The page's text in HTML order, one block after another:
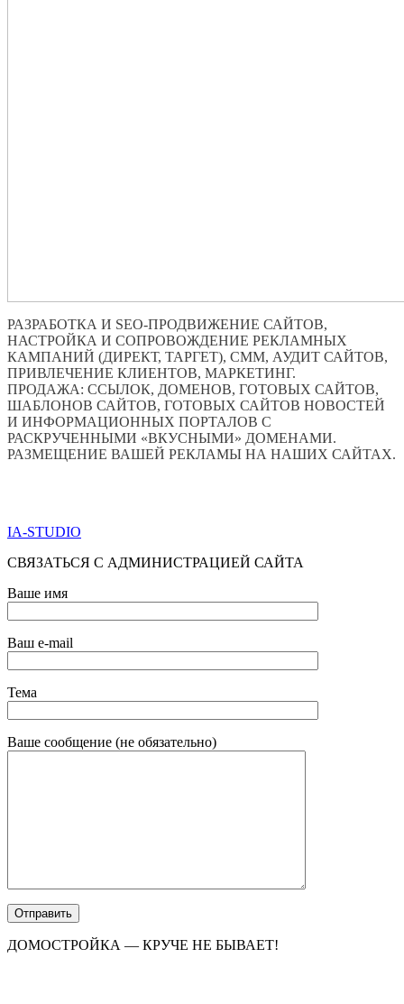
РАЗРАБОТКА И SEO-ПРОДВИЖЕНИЕ САЙТОВ,
НАСТРОЙКА И СОПРОВОЖДЕНИЕ РЕКЛАМНЫХ
КАМПАНИЙ (ДИРЕКТ, ТАРГЕТ), СММ, АУДИТ САЙТОВ,
ПРИВЛЕЧЕНИЕ КЛИЕНТОВ, МАРКЕТИНГ.
ПРОДАЖА: ССЫЛОК, ДОМЕНОВ, ГОТОВЫХ САЙТОВ,
ШАБЛОНОВ САЙТОВ, ГОТОВЫХ САЙТОВ НОВОСТЕЙ
И ИНФОРМАЦИОННЫХ ПОРТАЛОВ С
РАСКРУЧЕННЫМИ «ВКУСНЫМИ» ДОМЕНАМИ.
РАЗМЕЩЕНИЕ ВАШЕЙ РЕКЛАМЫ НА НАШИХ САЙТАХ.
IA-STUDIO
СВЯЗАТЬСЯ С АДМИНИСТРАЦИЕЙ САЙТА
Ваше имя
Ваш e-mail
Тема
Ваше сообщение (не обязательно)
ДОМОСТРОЙКА — КРУЧЕ НЕ БЫВАЕТ!